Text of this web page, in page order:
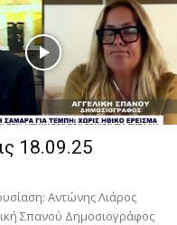
18.09.25
Αντώνης Λιάρος
Σπανού Δημοσιογράφος